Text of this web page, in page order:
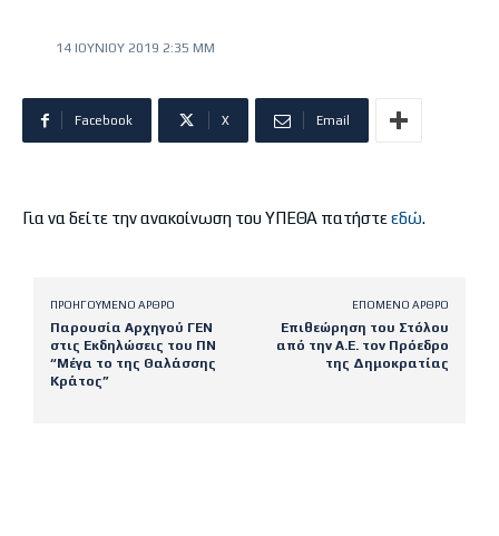
14 ΙΟΥΝΊΟΥ 2019 2:35 ΜΜ
Facebook X Email
Για να δείτε την ανακοίνωση του ΥΠΕΘΑ πατήστεεδώ.
ΠΡΟΗΓΟΎΜΕΝΟ ΆΡΘΡΟ
Παρουσία Αρχηγού ΓΕΝ
στις Εκδηλώσεις του ΠΝ
“Μέγα το της Θαλάσσης
Κράτος”
ΕΠΌΜΕΝΟ ΆΡΘΡΟ
Επιθεώρηση του Στόλου
από την Α.Ε. τον Πρόεδρο
της Δημοκρατίας